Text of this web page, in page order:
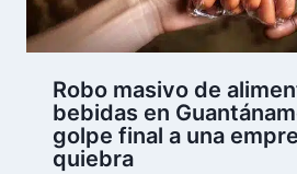
Robo masivo de
bebidas en
golpe final a una
quiebra